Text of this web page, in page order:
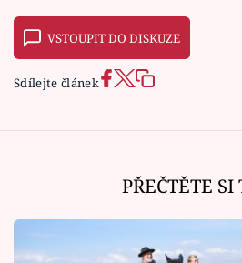
VSTOUPIT DO DISKUZE
Sdílejte článek
PŘEČTĚTE SI